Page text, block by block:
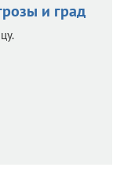
и град